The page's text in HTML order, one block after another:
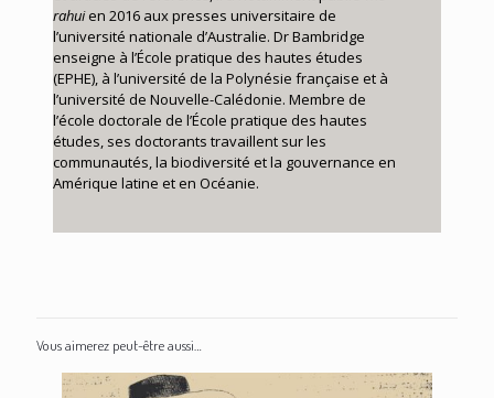
rahuien 2016 aux presses universitaire de
l’université nationale d’Australie. Dr Bambridge
enseigne à l’École pratique des hautes études
(EPHE), à l’université de la Polynésie française et à
l’université de Nouvelle-Calédonie. Membre de
l’école doctorale de l’École pratique des hautes
études, ses doctorants travaillent sur les
communautés, la biodiversité et la gouvernance en
Amérique latine et en Océanie.
Vous aimerez peut-être aussi…